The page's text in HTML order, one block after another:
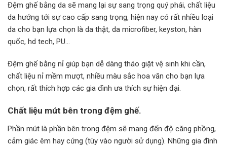
Đệm ghế bằng da sẽ mang lại sự sang trọng quý phái, chất liệu
da hướng tới sự cao cấp sang trọng, hiện nay có rất nhiều loại
da cho bạn lựa chọn là da thật, da microfiber, keyston, hàn
quốc, hd tech, PU…
Đệm ghế bằng nỉ giúp bạn dễ dàng tháo giặt vệ sinh khi cần,
chất liệu nỉ mềm mượt, nhiều màu sắc hoa văn cho bạn lựa
chọn, rất thích hợp các gia đình ưa thích sự hiện đại.
Chất liệu mút bên trong đệm ghế.
Phần mút là phần bên trong đệm sẽ mang đến độ căng phồng,
cảm giác êm hay cứng (tùy vào người sử dụng). Những gia đình